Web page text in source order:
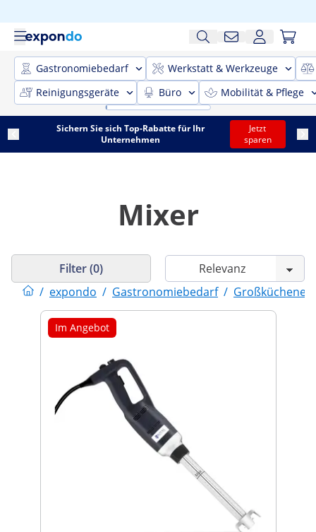
Gastronomiebedarf
Werkstatt & Werkzeuge
Reinigungsgeräte
Büro Mobilität & Pflege
Sichern Sie sich Top-Rabatte für Ihr
Unternehmen
Jetzt
sparen
Mixer
/ expondo / Gastronomiebedarf /
Filter (0)
Im Angebot